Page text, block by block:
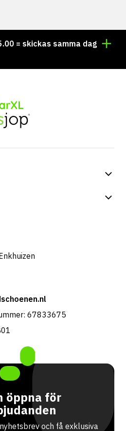
skickas samma dag Vill
67833675
öppna för
och få exklusiva